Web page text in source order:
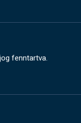
fenntartva.